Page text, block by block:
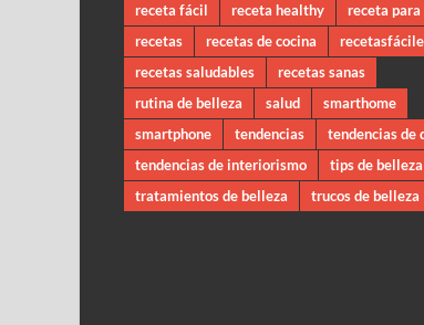
receta fácil
receta healthy
receta para
recetas
recetas de cocina
recetas saludables
recetas sanas
rutina de belleza
salud
smarthome
smartphone
tendencias
tendencias de
tendencias de interiorismo
tips de belleza
tratamientos de belleza
trucos de belleza